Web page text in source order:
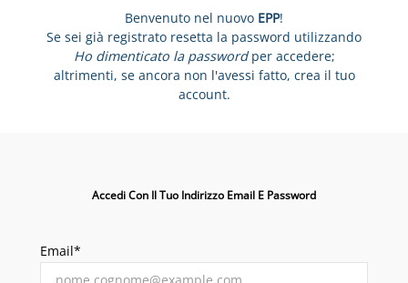
Benvenuto nel nuovo EPP!
Se sei già registrato resetta la password utilizzando
Ho dimenticato la passwordper accedere;
altrimenti, se ancora non l'avessi fatto, crea il tuo
account.
Accedi Con Il Tuo Indirizzo Email E Password
Email*